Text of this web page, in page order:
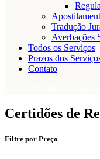
Tradução
Averbações
Todos os Serviços
Prazos dos
Contato
Certidões de
Filtre por Preço